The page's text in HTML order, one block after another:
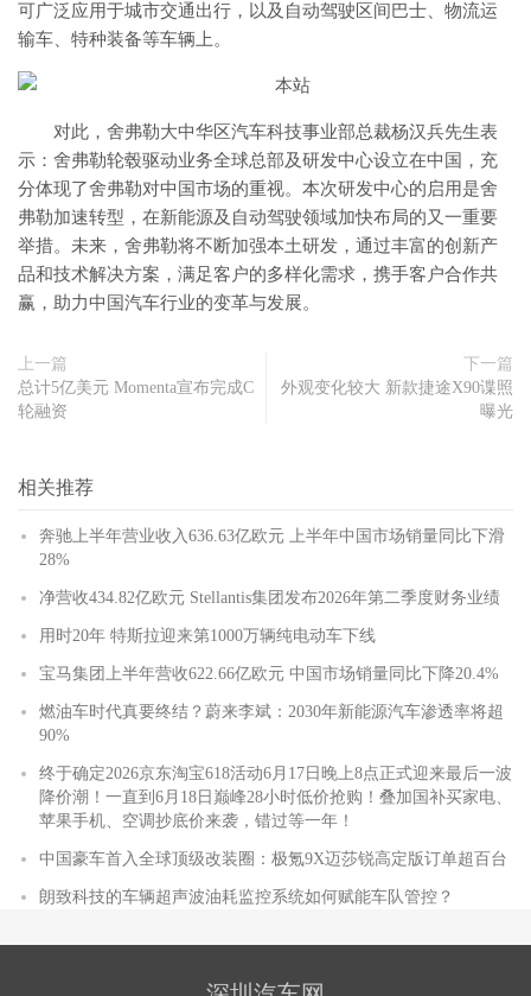
可广泛应用于城市交通出行，以及自动驾驶区间巴士、物流运
输车、特种装备等车辆上。
对此，舍弗勒大中华区汽车科技事业部总裁杨汉兵先生表
示：舍弗勒轮毂驱动业务全球总部及研发中心设立在中国，充
分体现了舍弗勒对中国市场的重视。本次研发中心的启用是舍
弗勒加速转型，在新能源及自动驾驶领域加快布局的又一重要
举措。未来，舍弗勒将不断加强本土研发，通过丰富的创新产
品和技术解决方案，满足客户的多样化需求，携手客户合作共
赢，助力中国汽车行业的变革与发展。
上一篇
总计5亿美元 Momenta宣布完成C
轮融资
下一篇
外观变化较大 新款捷途X90谍照
曝光
相关推荐
奔驰上半年营业收入636.63亿欧元 上半年中国市场销量同比下滑
28%
净营收434.82亿欧元 Stellantis集团发布2026年第二季度财务业绩
用时20年 特斯拉迎来第1000万辆纯电动车下线
宝马集团上半年营收622.66亿欧元 中国市场销量同比下降20.4%
燃油车时代真要终结？蔚来李斌：2030年新能源汽车渗透率将超
90%
终于确定2026京东淘宝618活动6月17日晚上8点正式迎来最后一波
降价潮！一直到6月18日巅峰28小时低价抢购！叠加国补买家电、
苹果手机、空调抄底价来袭，错过等一年！
中国豪车首入全球顶级改装圈：极氪9X迈莎锐高定版订单超百台
朗致科技的车辆超声波油耗监控系统如何赋能车队管控？